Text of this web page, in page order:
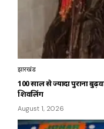
झारखंड
100 साल से ज्यादा पुराना
शिवलिंग
August 1, 2026